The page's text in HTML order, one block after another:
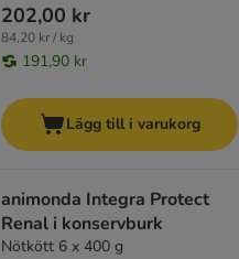
202,00 kr
84,20 kr / kg
191,90 kr
Lägg till i varukorg
animonda Integra Protect
Renal i konservburk
Nötkött 6 x 400 g